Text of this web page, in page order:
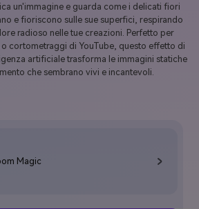
un'immagine e guarda come i delicati fiori
e fioriscono sulle sue superfici, respirando
radioso nelle tue creazioni. Perfetto per
o cortometraggi di YouTube, questo effetto di
artificiale trasforma le immagini statiche
che sembrano vivi e incantevoli.
Magic